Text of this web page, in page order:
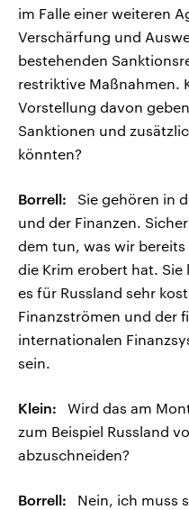
im Falle einer weiteren
Verschärfung und
bestehenden
restriktive Maßnahmen.
Vorstellung davon
Sanktionen und
könnten?
Borrell: Sie gehören in
und der Finanzen.
dem tun, was wir
die Krim erobert hat.
es für Russland sehr
Finanzströmen und der
internationalen
sein.
Klein: Wird das am
zum Beispiel Russland
abzuschneiden?
Borrell: Nein, ich muss